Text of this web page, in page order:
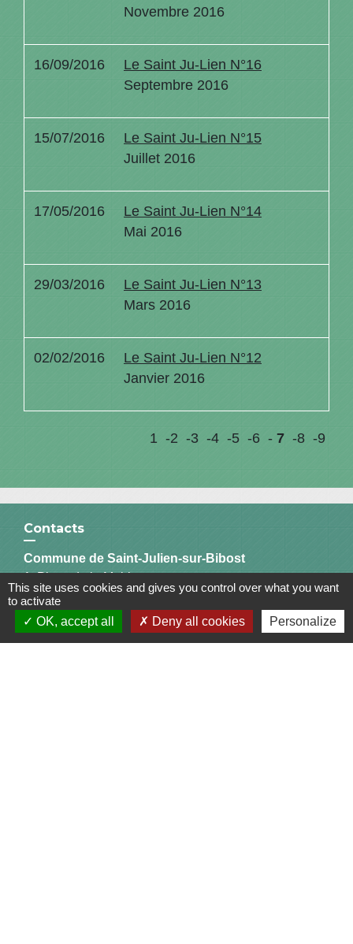
Novembre 2016
16/09/2016
Le Saint Ju-Lien N°16
Septembre 2016
15/07/2016
Le Saint Ju-Lien N°15
Juillet 2016
17/05/2016
Le Saint Ju-Lien N°14
Mai 2016
29/03/2016
Le Saint Ju-Lien N°13
Mars 2016
02/02/2016
Le Saint Ju-Lien N°12
Janvier 2016
1 -2 -3 -4 -5 -6 - 7 -8 -9
Contacts
Commune de Saint-Julien-sur-Bibost
1, Place de la Mairie
69690 Saint-Julien-sur-Bibost - FRANCE
+33 4 74 70 72 03
This site uses cookies and gives you control over what you want
to activate
OK, accept all
Deny all cookies Personalize